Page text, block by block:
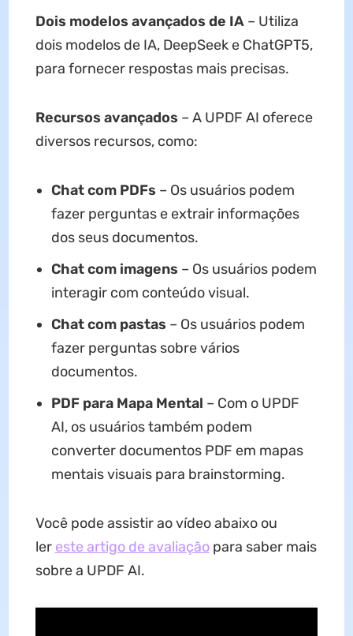
Dois modelos avançados de IA– Utiliza
dois modelos de IA, DeepSeek e ChatGPT5,
para fornecer respostas mais precisas.
Recursos avançados – A UPDF AI oferece
diversos recursos, como:
Chat com PDFs – Os usuários podem
fazer perguntas e extrair informações
dos seus documentos.
Chat com imagens – Os usuários podem
interagir com conteúdo visual.
Chat com pastas – Os usuários podem
fazer perguntas sobre vários
documentos.
PDF para Mapa Mental – Com o UPDF
AI, os usuários também podem
converter documentos PDF em mapas
mentais visuais para brainstorming.
Você pode assistir ao vídeo abaixo ou
ler este artigo de avaliaçãopara saber mais
sobre a UPDF AI.